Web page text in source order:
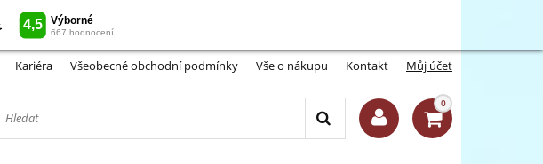
Kariéra Všeobecné obchodní podmínky Vše o nákupu Kontakt Můj účet
0